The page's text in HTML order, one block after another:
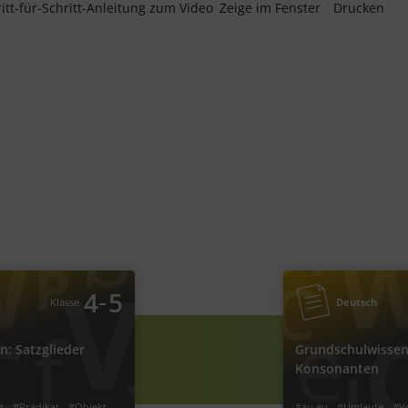
für-Schritt-Anleitung zum Video Zeige im Fenster Drucken
Klasse 4‐5
Satzglieder
#Subjekt
#Prädikat
#die Umstellprobe benutzen
Deutsch
Konsonanten
#gedehnte Vokale
#Doppel-
#Grundschulwissen